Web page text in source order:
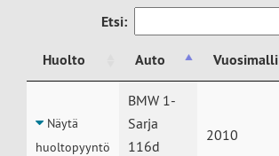
Etsi:
Huolto Auto Vuosimalli
Auto
Näytä
huoltopyyntö
BMW 1-
Sarja
116d
2010